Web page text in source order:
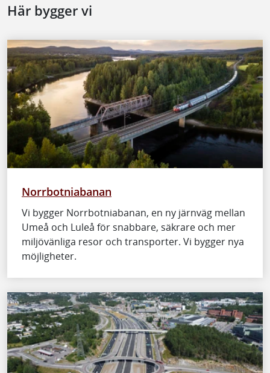
Här bygger vi
Norrbotniabanan
Vi bygger Norrbotniabanan, en ny järnväg mellan
Umeå och Luleå för snabbare, säkrare och mer
miljövänliga resor och transporter. Vi bygger nya
möjligheter.